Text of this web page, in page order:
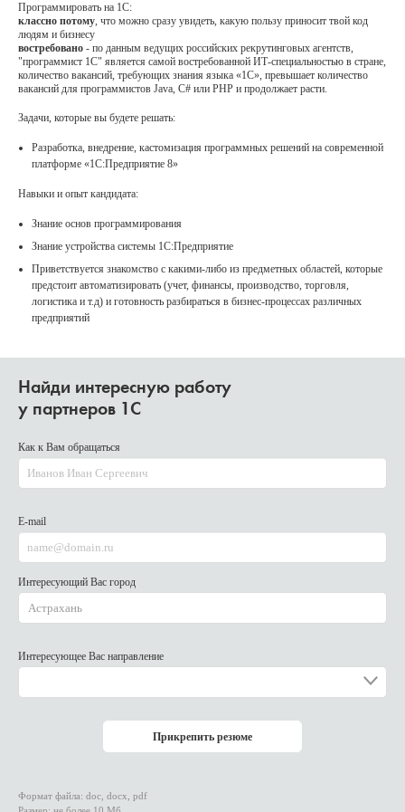
Программировать на 1С:
классно потому, что можно сразу увидеть, какую пользу приносит твой код
людям и бизнесу
востребовано - по данным ведущих российских рекрутинговых агентств,
"программист 1С" является самой востребованной ИТ-специальностью в стране,
количество вакансий, требующих знания языка «1С», превышает количество
вакансий для программистов Java, C# или PHP и продолжает расти.
Задачи, которые вы будете решать:
Разработка, внедрение, кастомизация программных решений на современной
платформе «1С:Предприятие 8»
Навыки и опыт кандидата:
Знание основ программирования
Знание устройства системы 1С:Предприятие
Приветствуется знакомство с какими-либо из предметных областей, которые
предстоит автоматизировать (учет, финансы, производство, торговля,
логистика и т.д) и готовность разбираться в бизнес-процессах различных
предприятий
Найди интересную работу
у партнеров 1С
Как к Вам обращаться
Иванов Иван Сергеевич
E-mail
name@domain.ru
Интересующий Вас город
Интересующее Вас направление
Прикрепить резюме
Формат файла: doc, docx, pdf